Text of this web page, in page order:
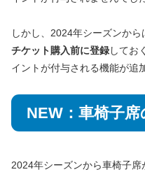
しかし、2024年シーズンか
チケット購入前に登録してお
イントが付与される機能が追
NEW：車椅子席
2024年シーズンから車椅子